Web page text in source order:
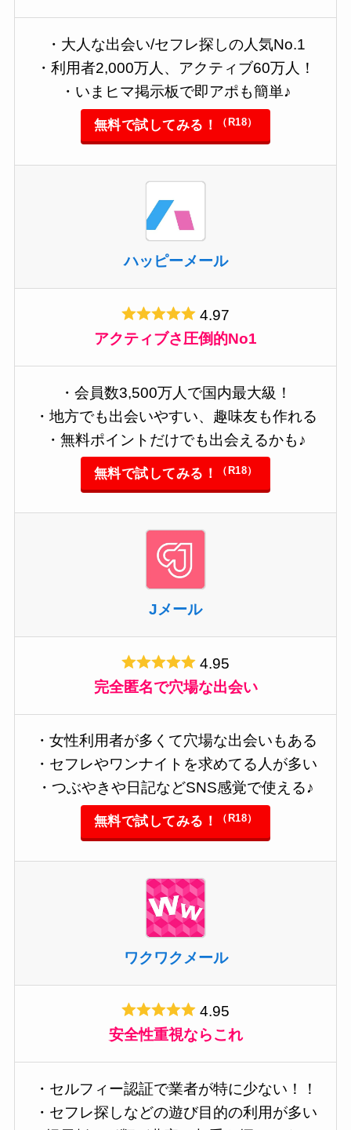
・大人な出会い/セフレ探しの人気No.1
・利用者2,000万人、アクティブ60万人！
・いまヒマ掲示板で即アポも簡単♪
無料で試してみる！ （R18）
ハッピーメール
4.97
アクティブさ圧倒的No1
・会員数3,500万人で国内最大級！
・地方でも出会いやすい、趣味友も作れる
・無料ポイントだけでも出会えるかも♪
無料で試してみる！ （R18）
Jメール
4.95
完全匿名で穴場な出会い
・女性利用者が多くて穴場な出会いもある
・セフレやワンナイトを求めてる人が多い
・つぶやきや日記などSNS感覚で使える♪
無料で試してみる！ （R18）
ワクワクメール
4.95
安全性重視ならこれ
・セルフィー認証で業者が特に少ない！！
・セフレ探しなどの遊び目的の利用が多い